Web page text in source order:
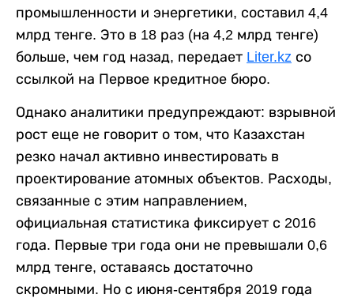
промышленности и энергетики, составил 4,4
млрд тенге. Это в 18 раз (на 4,2 млрд тенге)
больше, чем год назад, передает Liter.kz со
ссылкой на Первое кредитное бюро.
Однако аналитики предупреждают: взрывной
рост еще не говорит о том, что Казахстан
резко начал активно инвестировать в
проектирование атомных объектов. Расходы,
связанные с этим направлением,
официальная статистика фиксирует с 2016
года. Первые три года они не превышали 0,6
млрд тенге, оставаясь достаточно
скромными. Но с июня-сентября 2019 года